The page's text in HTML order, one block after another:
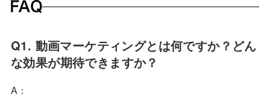
Q1. 動画マーケティングとは何ですか？どん
な効果が期待できますか？
A：